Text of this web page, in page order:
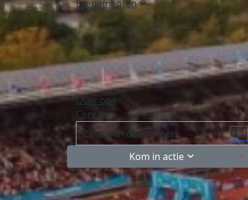
Evenementen
Over ons
Contact
Kom in actie